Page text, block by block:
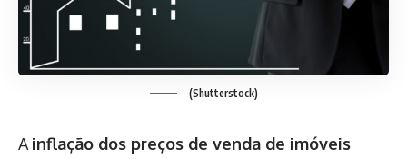
(Shutterstock)
A inflação dos preços de venda de imóveis